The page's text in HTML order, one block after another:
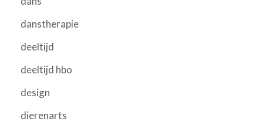
danstherapie
deeltijd
deeltijd hbo
design
dierenarts